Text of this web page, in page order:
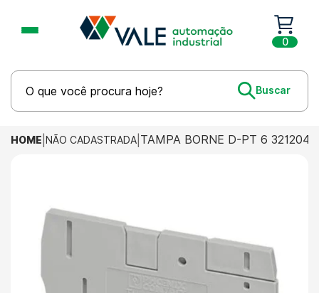
0
HOME NÃO CADASTRADA TAMPA BORNE D-PT 6